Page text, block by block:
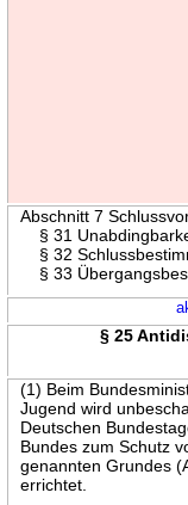
Abschnitt 7
§ 31
§ 32
§ 33
§ 25
(1) Beim
Jugend wird
Deutschen
Bundes zum Schutz
genannten Grundes
errichtet.